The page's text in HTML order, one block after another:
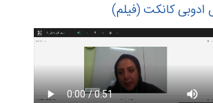
ادوبی کانکت (فیلم)